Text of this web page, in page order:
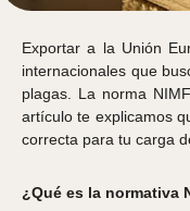
Exportar a la Unión
internacionales que
plagas. La norma
artículo te explicamos
correcta para tu carga
¿Qué es la normativa